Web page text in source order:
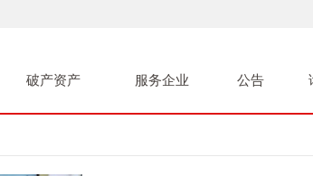
破产资产 服务企业 公告